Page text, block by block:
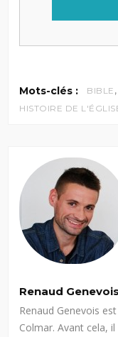
Mots-clés : BIBLE ,
HISTOIRE DE
Renaud Genevois
Renaud Genevois
Colmar. Avant cela,